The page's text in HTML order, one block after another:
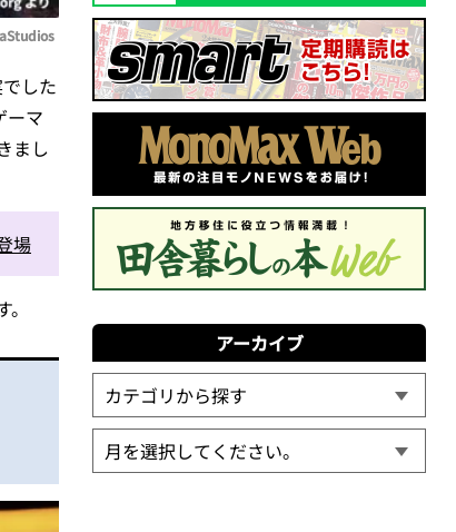
した
ーマ
まし
場
アーカイブ